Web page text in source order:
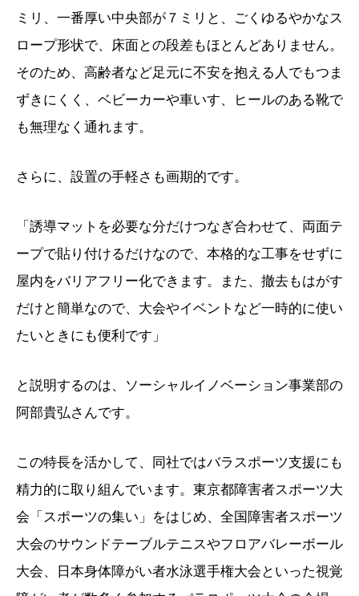
ミリ、一番厚い中央部が７ミリと、ごくゆるやかなス
ロープ形状で、床面との段差もほとんどありません。
そのため、高齢者など足元に不安を抱える人でもつま
ずきにくく、ベビーカーや車いす、ヒールのある靴で
も無理なく通れます。
さらに、設置の手軽さも画期的です。
「誘導マットを必要な分だけつなぎ合わせて、両面テ
ープで貼り付けるだけなので、本格的な工事をせずに
屋内をバリアフリー化できます。また、撤去もはがす
だけと簡単なので、大会やイベントなど一時的に使い
たいときにも便利です」
と説明するのは、ソーシャルイノベーション事業部の
阿部貴弘さんです。
この特長を活かして、同社ではバラスポーツ支援にも
精力的に取り組んでいます。東京都障害者スポーツ大
会「スポーツの集い」をはじめ、全国障害者スポーツ
大会のサウンドテーブルテニスやフロアバレーボール
大会、日本身体障がい者水泳選手権大会といった視覚